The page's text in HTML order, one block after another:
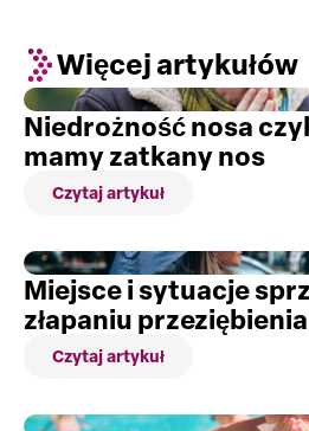
Więcej artykułów
Niedrożność nosa
mamy zatkany nos
Czytaj artykuł
Miejsce i sytuacje
złapaniu przeziębienia
Czytaj artykuł